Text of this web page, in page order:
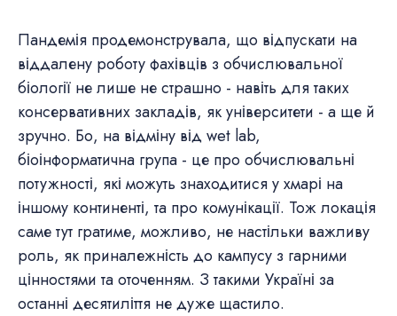
Пандемія продемонструвала, що відпускати на
віддалену роботу фахівців з обчислювальної
біології не лише не страшно - навіть для таких
консервативних закладів, як університети - а ще й
зручно. Бо, на відміну від wet lab,
біоінформатична група - це про обчислювальні
потужності, які можуть знаходитися у хмарі на
іншому континенті, та про комунікації. Тож локація
саме тут гратиме, можливо, не настільки важливу
роль, як приналежність до кампусу з гарними
цінностями та оточенням. З такими Україні за
останні десятиліття не дуже щастило.